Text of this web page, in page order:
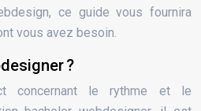
ce guide vous fournira
vous avez besoin.
?
concernant le rythme et le